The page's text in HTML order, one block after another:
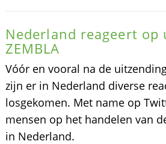
Nederland reageert op
ZEMBLA
Vóór en vooral na de
zijn er in Nederland diverse
losgekomen. Met name op
mensen op het handelen van
in Nederland.